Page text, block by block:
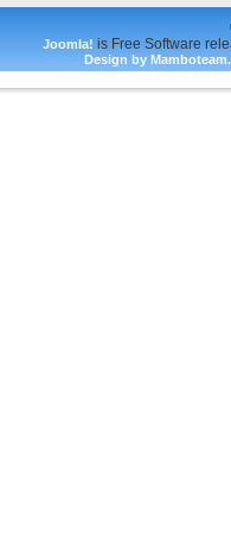
Joomla! is Free Software
Design by